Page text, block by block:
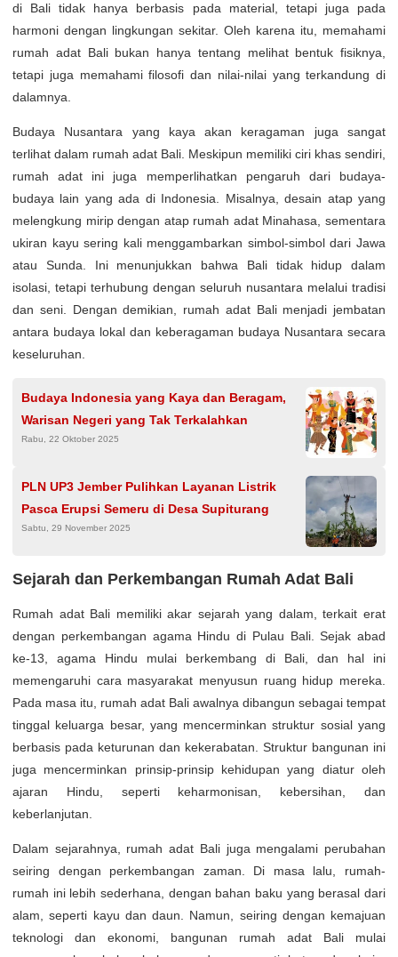
di Bali tidak hanya berbasis pada material, tetapi juga pada
harmoni dengan lingkungan sekitar. Oleh karena itu, memahami
rumah adat Bali bukan hanya tentang melihat bentuk fisiknya,
tetapi juga memahami filosofi dan nilai-nilai yang terkandung di
dalamnya.
Budaya Nusantara yang kaya akan keragaman juga sangat
terlihat dalam rumah adat Bali. Meskipun memiliki ciri khas sendiri,
rumah adat ini juga memperlihatkan pengaruh dari budaya-
budaya lain yang ada di Indonesia. Misalnya, desain atap yang
melengkung mirip dengan atap rumah adat Minahasa, sementara
ukiran kayu sering kali menggambarkan simbol-simbol dari Jawa
atau Sunda. Ini menunjukkan bahwa Bali tidak hidup dalam
isolasi, tetapi terhubung dengan seluruh nusantara melalui tradisi
dan seni. Dengan demikian, rumah adat Bali menjadi jembatan
antara budaya lokal dan keberagaman budaya Nusantara secara
keseluruhan.
Budaya Indonesia yang Kaya dan Beragam,
Warisan Negeri yang Tak Terkalahkan
Rabu, 22 Oktober 2025
PLN UP3 Jember Pulihkan Layanan Listrik
Pasca Erupsi Semeru di Desa Supiturang
Sabtu, 29 November 2025
Sejarah dan Perkembangan Rumah Adat Bali
Rumah adat Bali memiliki akar sejarah yang dalam, terkait erat
dengan perkembangan agama Hindu di Pulau Bali. Sejak abad
ke-13, agama Hindu mulai berkembang di Bali, dan hal ini
memengaruhi cara masyarakat menyusun ruang hidup mereka.
Pada masa itu, rumah adat Bali awalnya dibangun sebagai tempat
tinggal keluarga besar, yang mencerminkan struktur sosial yang
berbasis pada keturunan dan kekerabatan. Struktur bangunan ini
juga mencerminkan prinsip-prinsip kehidupan yang diatur oleh
ajaran Hindu, seperti keharmonisan, kebersihan, dan
keberlanjutan.
Dalam sejarahnya, rumah adat Bali juga mengalami perubahan
seiring dengan perkembangan zaman. Di masa lalu, rumah-
rumah ini lebih sederhana, dengan bahan baku yang berasal dari
alam, seperti kayu dan daun. Namun, seiring dengan kemajuan
teknologi dan ekonomi, bangunan rumah adat Bali mulai